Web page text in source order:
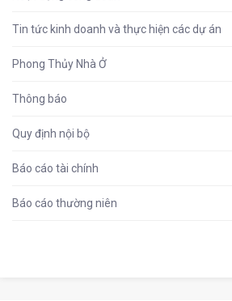
Tin tức kinh doanh và thực hiện các dự án
Phong Thủy Nhà Ở
Thông báo
Quy định nội bộ
Báo cáo tài chính
Báo cáo thường niên